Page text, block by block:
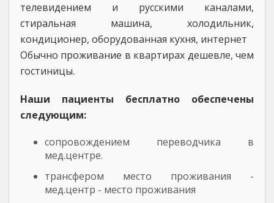
телевидением и русскими каналами,
стиральная машина, холодильник,
кондиционер, оборудованная кухня, интернет
Обычно проживание в квартирах дешевле, чем
гостиницы.
Наши пациенты бесплатно обеспечены
следующим:
сопровождением переводчика в
мед.центре.
трансфером место проживания -
мед.центр - место проживания